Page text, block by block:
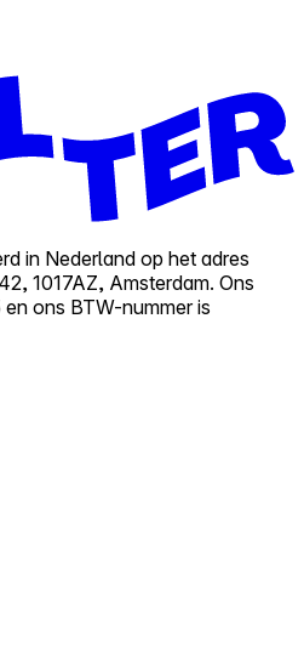
in Nederland op het adres
1017AZ, Amsterdam. Ons
ons BTW-nummer is